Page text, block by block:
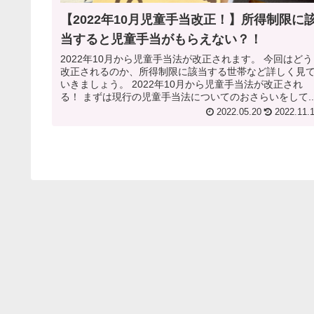
【2022年10月児童手当改正！】所得制限に
当すると児童手当がもらえない？！
2022年10月から児童手当法が改正されます。 今回はどう
改正されるのか、所得制限に該当する世帯など詳しく見て
いきましょう。 2022年10月から児童手当法が改正され
る！ まずは現行の児童手当法についてのおさらいをして...
2022.05.20